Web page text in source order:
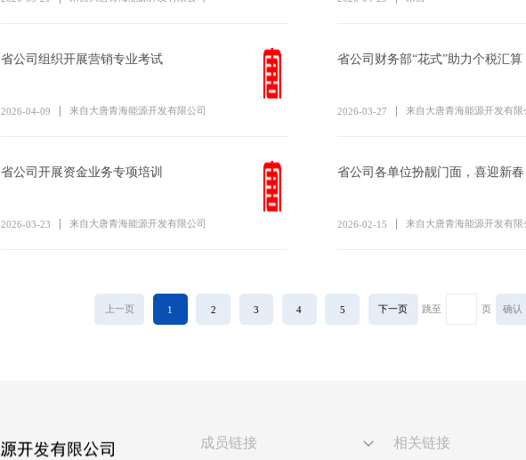
省公司组织开展营销专业考试
2026-04-09 来自大唐青海能源开发有限公司
省公司财务部“花式”助力个税汇算
2026-03-27 来自大唐青海能源开发有限
省公司开展资金业务专项培训
2026-03-23 来自大唐青海能源开发有限公司
省公司各单位扮靓门面，喜迎新春
2026-02-15 来自大唐青海能源开发有限
上一页 1 2 3 4 5 下一页 跳至 页
成员链接 相关链接